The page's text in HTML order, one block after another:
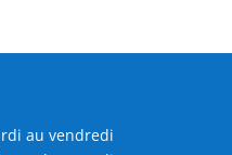
au vendredi